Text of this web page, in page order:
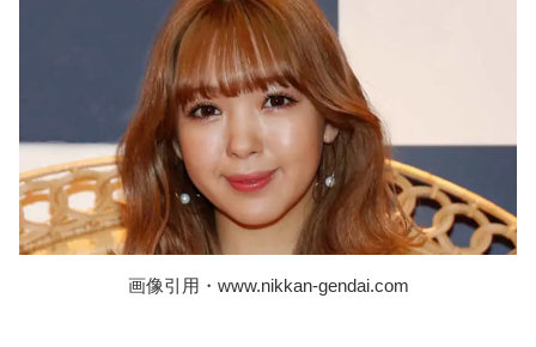
画像引用・www.nikkan-gendai.com